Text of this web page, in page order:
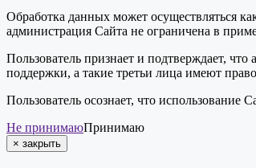
Обработка данных может осуществляться
администрация Сайта не ограничена в
Пользователь признает и подтверждает,
поддержки, а такие третьи лица имеют
Пользователь осознает, что
Не принимаюПринимаю
× закрыть